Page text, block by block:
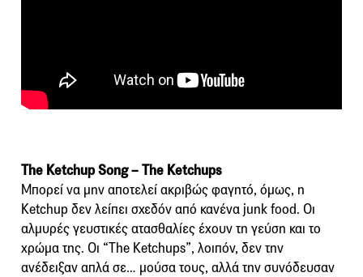
The Ketchup Song – The Ketchups
Μπορεί να μην αποτελεί ακριβώς φαγητό, όμως, η
Ketchup δεν λείπει σχεδόν από κανένα junk food. Οι
αλμυρές γευστικές ατασθαλίες έχουν τη γεύση και το
χρώμα της. Οι “The Ketchups”, λοιπόν, δεν την
ανέδειξαν απλά σε… μούσα τους, αλλά την συνόδευσαν